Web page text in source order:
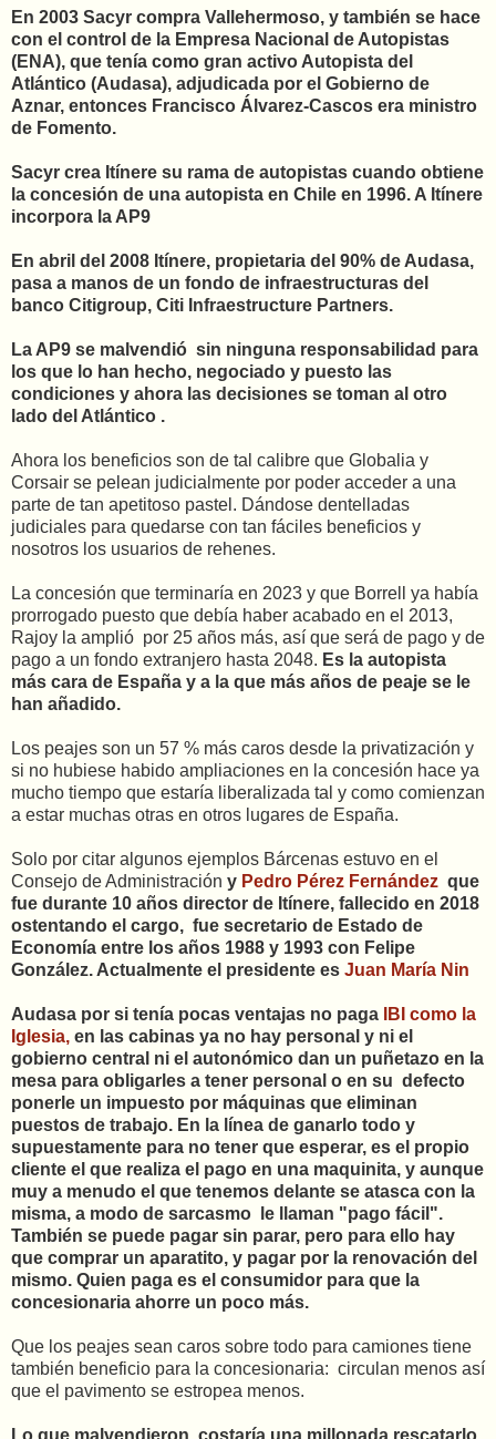
En 2003 Sacyr compra Vallehermoso, y también se hace
con el control de la Empresa Nacional de Autopistas
(ENA), que tenía como gran activo Autopista del
Atlántico (Audasa), adjudicada por el Gobierno de
Aznar, entonces Francisco Álvarez-Cascos era ministro
de Fomento.
Sacyr crea Itínere su rama de autopistas cuando obtiene
la concesión de una autopista en Chile en 1996. A Itínere
incorpora la AP9
En abril del 2008 Itínere, propietaria del 90% de Audasa,
pasa a manos de un fondo de infraestructuras del
banco Citigroup, Citi Infraestructure Partners.
La AP9 se malvendió sin ninguna responsabilidad para
los que lo han hecho, negociado y puesto las
condiciones y ahora las decisiones se toman al otro
lado del Atlántico .
Ahora los beneficios son de tal calibre que Globalia y
Corsair se pelean judicialmente por poder acceder a una
parte de tan apetitoso pastel. Dándose dentelladas
judiciales para quedarse con tan fáciles beneficios y
nosotros los usuarios de rehenes.
La concesión que terminaría en 2023 y que Borrell ya había
prorrogado puesto que debía haber acabado en el 2013,
Rajoy la amplió por 25 años más, así que será de pago y de
pago a un fondo extranjero hasta 2048. Es la autopista
más cara de España y a la que más años de peaje se le
han añadido.
Los peajes son un 57 % más caros desde la privatización y
si no hubiese habido ampliaciones en la concesión hace ya
mucho tiempo que estaría liberalizada tal y como comienzan
a estar muchas otras en otros lugares de España.
Solo por citar algunos ejemplos Bárcenas estuvo en el
Consejo de Administración y Pedro Pérez Fernández que
fue durante 10 años director de Itínere, fallecido en 2018
ostentando el cargo, fue secretario de Estado de
Economía entre los años 1988 y 1993 con Felipe
González. Actualmente el presidente es Juan María Nin
Audasa por si tenía pocas ventajas no paga
IBI como la
Iglesia, en las cabinas ya no hay personal y ni el
gobierno central ni el autonómico dan un puñetazo en la
mesa para obligarles a tener personal o en su defecto
ponerle un impuesto por máquinas que eliminan
puestos de trabajo. En la línea de ganarlo todo y
supuestamente para no tener que esperar, es el propio
cliente el que realiza el pago en una maquinita, y aunque
muy a menudo el que tenemos delante se atasca con la
misma, a modo de sarcasmo le llaman "pago fácil".
También se puede pagar sin parar, pero para ello hay
que comprar un aparatito, y pagar por la renovación del
mismo. Quien paga es el consumidor para que la
concesionaria ahorre un poco más.
Que los peajes sean caros sobre todo para camiones tiene
también beneficio para la concesionaria: circulan menos así
que el pavimento se estropea menos.
Lo que malvendieron, costaría una millonada rescatarlo,